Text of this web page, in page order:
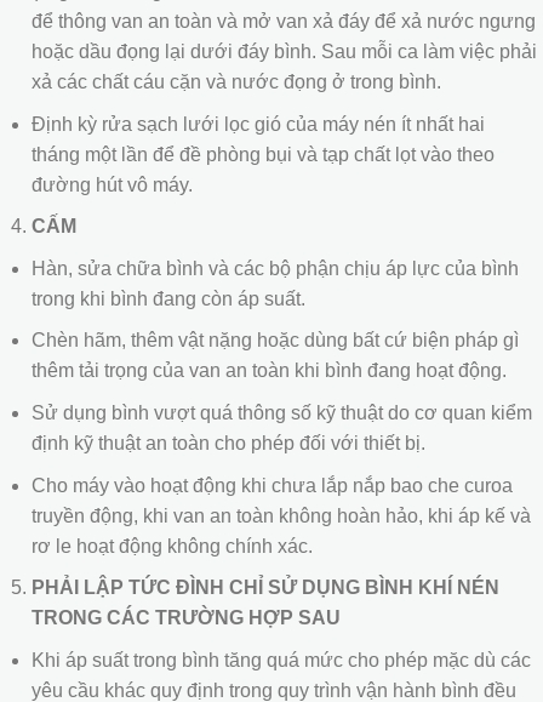
để thông van an toàn và mở van xả đáy để xả nước ngưng
hoặc dầu đọng lại dưới đáy bình. Sau mỗi ca làm việc phải
xả các chất cáu cặn và nước đọng ở trong bình.
Định kỳ rửa sạch lưới lọc gió của máy nén ít nhất hai
tháng một lần để đề phòng bụi và tạp chất lọt vào theo
đường hút vô máy.
CẤM
Hàn, sửa chữa bình và các bộ phận chịu áp lực của bình
trong khi bình đang còn áp suất.
Chèn hãm, thêm vật nặng hoặc dùng bất cứ biện pháp gì
thêm tải trọng của van an toàn khi bình đang hoạt động.
Sử dụng bình vượt quá thông số kỹ thuật do cơ quan kiểm
định kỹ thuật an toàn cho phép đối với thiết bị.
Cho máy vào hoạt động khi chưa lắp nắp bao che curoa
truyền động, khi van an toàn không hoàn hảo, khi áp kế và
rơ le hoạt động không chính xác.
PHẢI LẬP TỨC ĐÌNH CHỈ SỬ DỤNG BÌNH KHÍ NÉN
TRONG CÁC TRƯỜNG HỢP SAU
Khi áp suất trong bình tăng quá mức cho phép mặc dù các
yêu cầu khác quy định trong quy trình vận hành bình đều